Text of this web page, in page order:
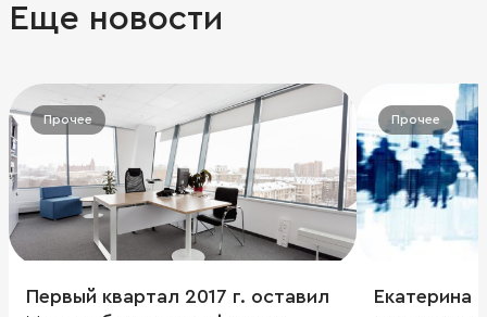
Еще новости
Прочее
Первый квартал 2017 г. оставил
Прочее
Екатерина